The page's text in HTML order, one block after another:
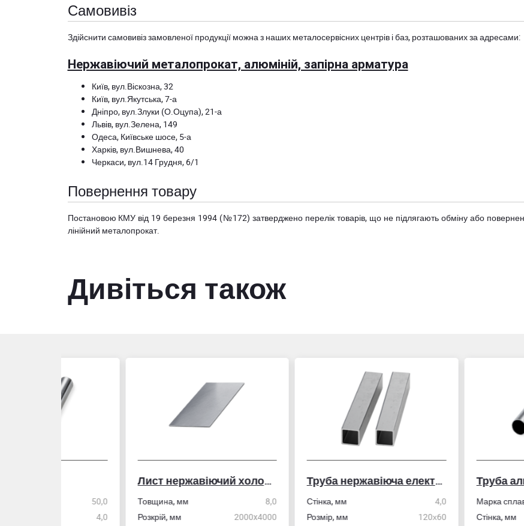
Самовивіз
Здійснити самовивіз замовленої продукції можна з наших металосервісних центрів і баз, розташованих за адресами:
Нержавіючий металопрокат, алюміній, запірна арматура
Київ, вул.Віскозна, 32
Київ, вул.Якутська, 7-а
Дніпро, вул.Злуки (О.Оцупа), 21-а
Львів, вул.Зелена, 149
Одеса, Київське шосе, 5-а
Харків, вул.Вишнева, 40
Черкаси, вул.14 Грудня, 6/1
Повернення товару
Постановою КМУ від 19 березня 1994 (№172) затверджено перелік товарів, що не підлягають обміну або
лінійний металопрокат.
Дивіться також
Лист нержавіючий холоднокатаний
Товщина, мм
Розкрій, мм
2000x4000
Труба нержавіюча електрозварна профільна
Стінка, мм
Розмір, мм
Труба алюмінієва
Марка сплава
АД31/
Стінка, мм